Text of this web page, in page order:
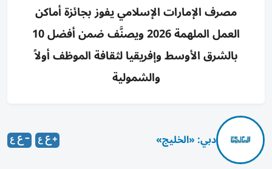
مصرف الإمارات الإسلامي يفوز بجائزة أماكن
العمل الملهمة 2026 ويصنَّف ضمن أفضل 10
بالشرق الأوسط وإفريقيا لثقافة الموظف أولاً
والشمولية
دبي: «الخليج»